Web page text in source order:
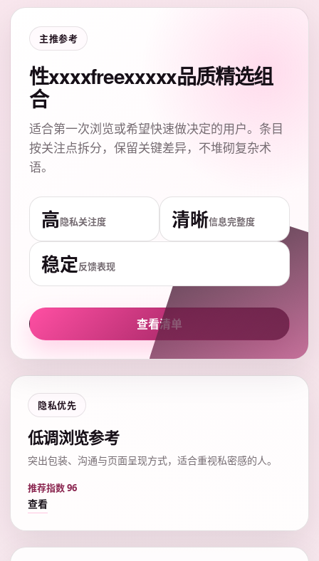
主推参考
性xxxxfreexxxxx品质精选组
合
适合第一次浏览或希望快速做决定的用户。条目
按关注点拆分，保留关键差异，不堆砌复杂术
语。
高隐私关注度 清晰信息完整度
稳定反馈表现
查看清单
隐私优先
低调浏览参考
突出包装、沟通与页面呈现方式，适合重视私密感的人。
推荐指数 96
查看